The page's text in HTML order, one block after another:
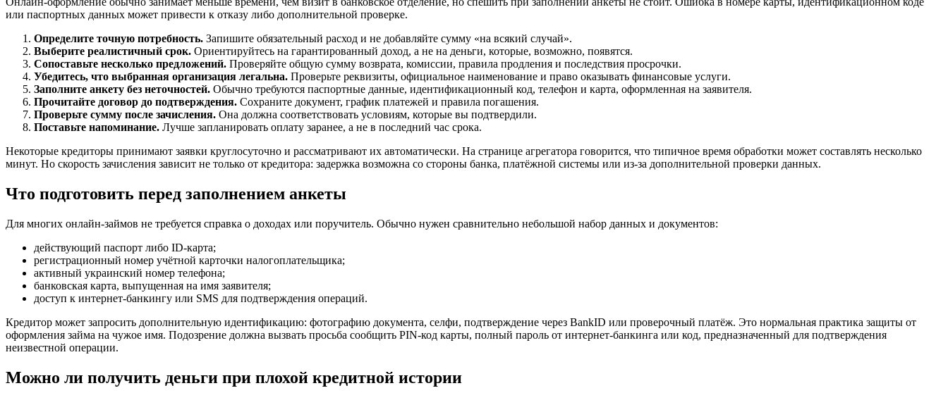
или паспортных данных может привести к отказу либо дополнительной проверке.
Определите точную потребность. Запишите обязательный расход и не добавляйте сумму «на всякий случай».
Выберите реалистичный срок. Ориентируйтесь на гарантированный доход, а не на деньги, которые, возможно, появятся.
Сопоставьте несколько предложений. Проверяйте общую сумму возврата, комиссии, правила продления и последствия просрочки.
Убедитесь, что выбранная организация легальна. Проверьте реквизиты, официальное наименование и право оказывать финансовые услуги.
Заполните анкету без неточностей. Обычно требуются паспортные данные, идентификационный код, телефон и карта, оформленная на заявителя.
Прочитайте договор до подтверждения. Сохраните документ, график платежей и правила погашения.
Проверьте сумму после зачисления. Она должна соответствовать условиям, которые вы подтвердили.
Поставьте напоминание. Лучше запланировать оплату заранее, а не в последний час срока.
Некоторые кредиторы принимают заявки круглосуточно и рассматривают их автоматически. На странице агрегатора говорится, что типичное время обработки может составлять несколько
минут. Но скорость зачисления зависит не только от кредитора: задержка возможна со стороны банка, платёжной системы или из-за дополнительной проверки данных.
Что подготовить перед заполнением анкеты
Для многих онлайн-займов не требуется справка о доходах или поручитель. Обычно нужен сравнительно небольшой набор данных и документов:
действующий паспорт либо ID-карта;
регистрационный номер учётной карточки налогоплательщика;
активный украинский номер телефона;
банковская карта, выпущенная на имя заявителя;
доступ к интернет-банкингу или SMS для подтверждения операций.
Кредитор может запросить дополнительную идентификацию: фотографию документа, селфи, подтверждение через BankID или проверочный платёж. Это нормальная практика защиты от
оформления займа на чужое имя. Подозрение должна вызвать просьба сообщить PIN-код карты, полный пароль от интернет-банкинга или код, предназначенный для подтверждения
неизвестной операции.
Можно ли получить деньги при плохой кредитной истории